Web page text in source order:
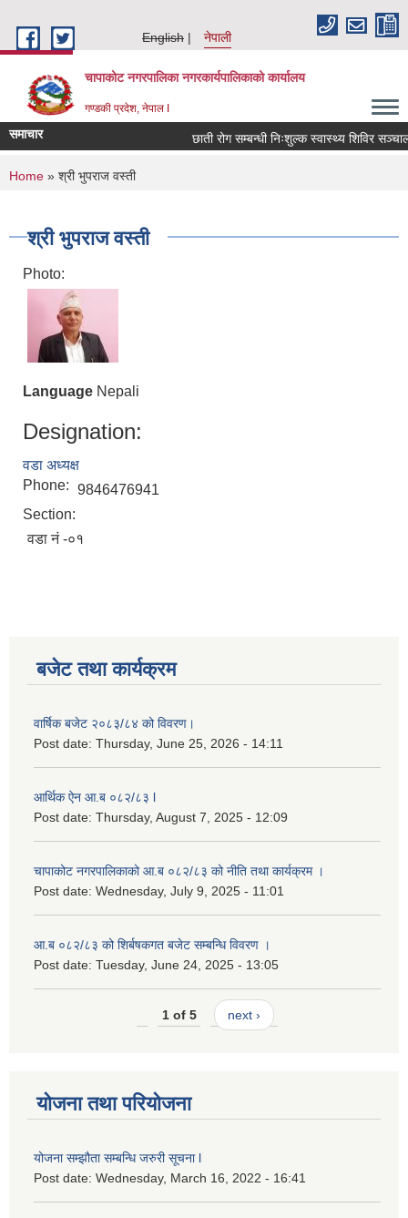
English
नेपाली
चापाकोट नगरपालिका नगरकार्यपालिकाको कार्यालय
गण्डकी प्रदेश, नेपाल I
समाचार छाती रोग सम्बन्धी निःशुल्क स्वास्थ्य शिविर
You are here
Home » श्री भुपराज वस्ती
श्री भुपराज वस्ती
Photo:
Language Nepali
Designation:
वडा अध्यक्ष
Phone: 9846476941
Section:
वडा नं -०१
बजेट तथा कार्यक्रम
वार्षिक बजेट २०८३/८४ को विवरण।
Post date: Thursday, June 25, 2026 - 14:11
आर्थिक ऐन आ.ब ०८२/८३ l
Post date: Thursday, August 7, 2025 - 12:09
चापाकोट नगरपालिकाको आ.ब ०८२/८३ को नीति तथा कार्यक्रम ।
Post date: Wednesday, July 9, 2025 - 11:01
आ.ब ०८२/८३ को शिर्बषकगत बजेट सम्बन्धि विवरण ।
Post date: Tuesday, June 24, 2025 - 13:05
1 of 5 next ›
योजना तथा परियोजना
योजना सम्झौता सम्बन्धि जरुरी सूचना l
Post date: Wednesday, March 16, 2022 - 16:41